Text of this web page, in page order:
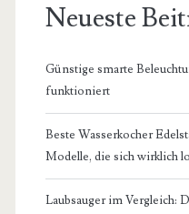
Neueste
Günstige smarte
funktioniert
Beste Wasserkocher
Modelle, die sich wirklich
Laubsauger im Vergleich: